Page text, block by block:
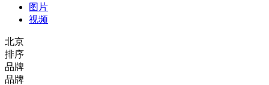
图片
视频
北京
排序
品牌
品牌